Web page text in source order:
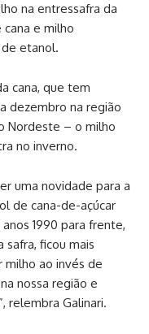
na entressafra da
cana e milho
etanol.
cana, que tem
dezembro na região
Nordeste – o milho
no inverno.
uma novidade para a
de cana-de-açúcar
1990 para frente,
ficou mais
ao invés de
nossa região e
relembra Galinari.